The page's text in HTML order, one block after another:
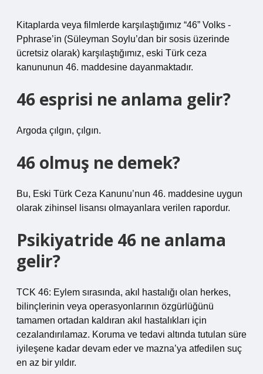
Kitaplarda veya filmlerde karşılaştığımız “46” Volks -
Pphrase’in (Süleyman Soylu’dan bir sosis üzerinde
ücretsiz olarak) karşılaştığımız, eski Türk ceza
kanununun 46. maddesine dayanmaktadır.
46 esprisi ne anlama gelir?
Argoda çılgın, çılgın.
46 olmuş ne demek?
Bu, Eski Türk Ceza Kanunu’nun 46. maddesine uygun
olarak zihinsel lisansı olmayanlara verilen rapordur.
Psikiyatride 46 ne anlama
gelir?
TCK 46: Eylem sırasında, akıl hastalığı olan herkes,
bilinçlerinin veya operasyonlarının özgürlüğünü
tamamen ortadan kaldıran akıl hastalıkları için
cezalandırılamaz. Koruma ve tedavi altında tutulan süre
iyileşene kadar devam eder ve mazna’ya atfedilen suç
en az bir yıldır.